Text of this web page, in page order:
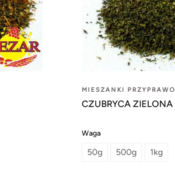
MIESZANKI
CZUBRYCA ZIELONA
Waga
50g 500g 1kg